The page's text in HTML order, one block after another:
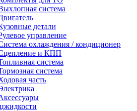
система
детали
управление
охлаждения / кондиционер
и КПП
система
система
часть